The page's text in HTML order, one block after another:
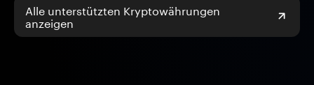
Alle unterstützten Kryptowährungen
anzeigen